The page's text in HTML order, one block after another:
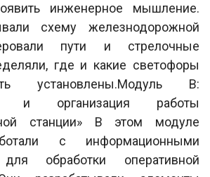
инженерное мышление.
схему железнодорожной
пути и стрелочные
где и какие светофоры
установлены.Модуль В:
и организация работы
станции» В этом модуле
с информационными
для обработки оперативной